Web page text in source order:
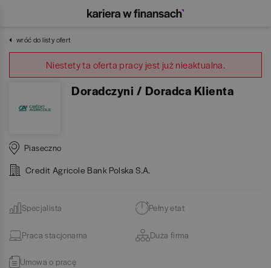
wróć do listy ofert
Niestety ta oferta pracy jest już nieaktualna.
Doradczyni / Doradca Klienta
Piaseczno
Credit Agricole Bank Polska S.A.
Specjalista Pełny etat
Praca stacjonarna Duża firma
Umowa o pracę